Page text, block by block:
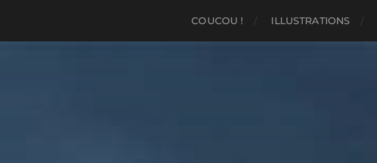
COUCOU ! ILLUSTRATIONS